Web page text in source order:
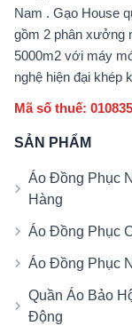
Nam . Gạo House
gồm 2 phân xưởng
5000m2 với máy
nghệ hiện đại khép
Mã số thuế:
SẢN PHẨM
Áo Đồng Phục
Hàng
Áo Đồng Phục
Áo Đồng Phục
Quần Áo Bảo
Động